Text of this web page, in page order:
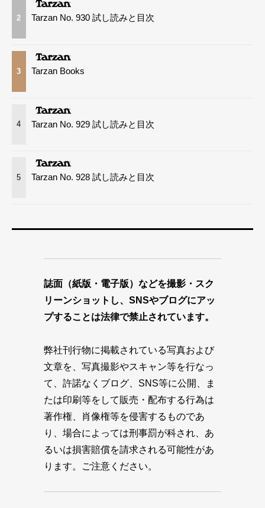
2 Tarzan No. 930 試し読みと目次
3 Tarzan Books
4 Tarzan No. 929 試し読みと目次
5 Tarzan No. 928 試し読みと目次
誌面（紙版・電子版）などを撮影・スク
リーンショットし、SNSやブログにアッ
プすることは法律で禁止されています。
弊社刊行物に掲載されている写真および
文章を、写真撮影やスキャン等を行なっ
て、許諾なくブログ、SNS等に公開、ま
たは印刷等をして販売・配布する行為は
著作権、肖像権等を侵害するものであ
り、場合によっては刑事罰が科され、あ
るいは損害賠償を請求される可能性があ
ります。ご注意ください。